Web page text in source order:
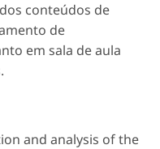
conteúdos de
de
em sala de aula
and analysis of the